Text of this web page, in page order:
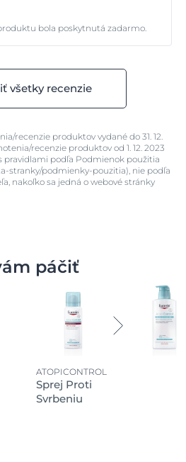
bola poskytnutá zadarmo.
všetky recenzie
recenzie produktov vydané do 31. 12.
recenzie produktov od 1. 12. 2023
pravidlami podľa Podmienok použitia
stranky/podmienky-pouzitia), nie podľa
nakoľko sa jedná o webové stránky
páčiť
ATOPICONTROL
Sprej Proti
Svrbeniu